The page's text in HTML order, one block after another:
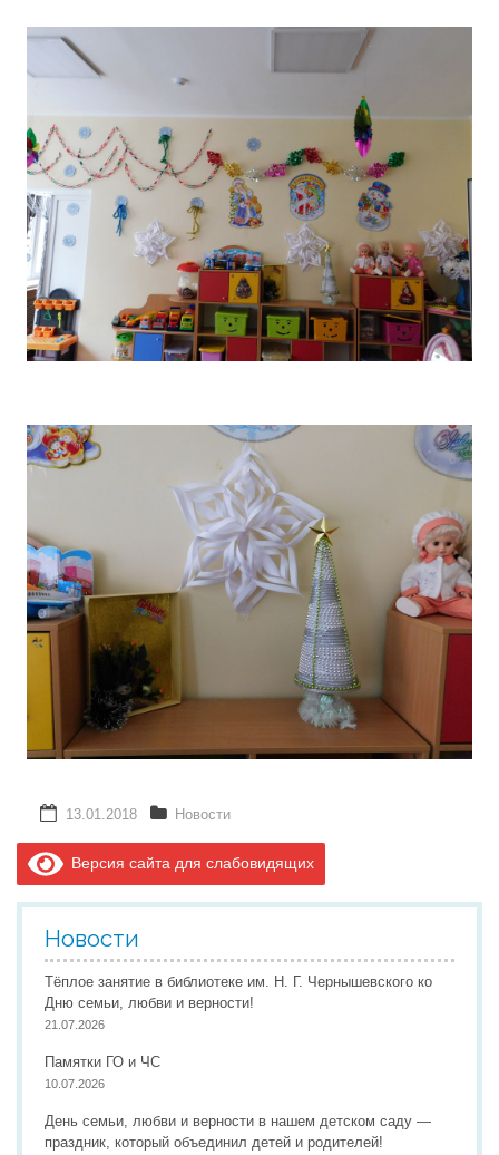
13.01.2018 Новости
Версия сайта для слабовидящих
Новости
Тёплое занятие в библиотеке им. Н. Г. Чернышевского ко
Дню семьи, любви и верности!
21.07.2026
Памятки ГО и ЧС
10.07.2026
День семьи, любви и верности в нашем детском саду —
праздник, который объединил детей и родителей!